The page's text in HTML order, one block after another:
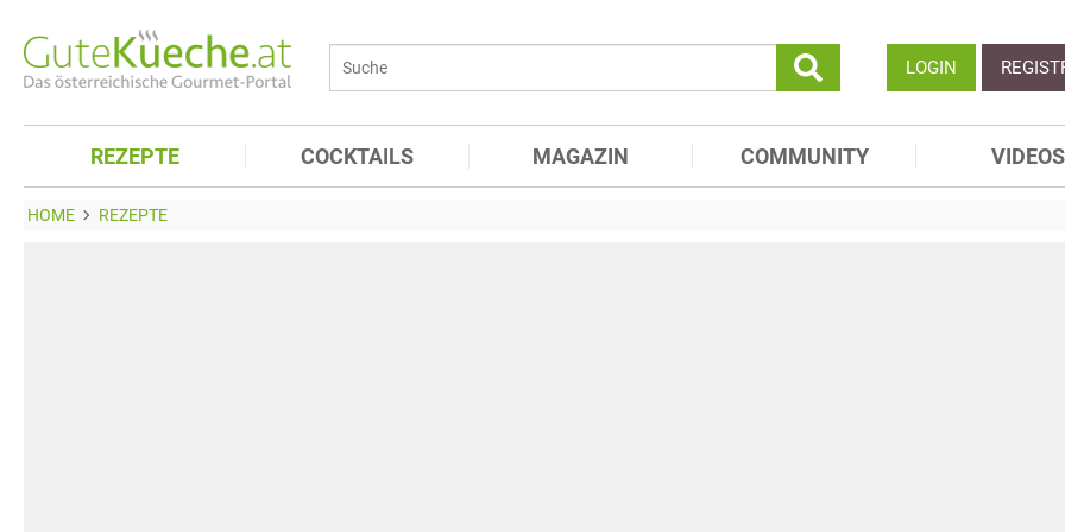
LOGIN
REZEPTE COCKTAILS MAGAZIN COMMUNITY VIDEOS
HOME REZEPTE